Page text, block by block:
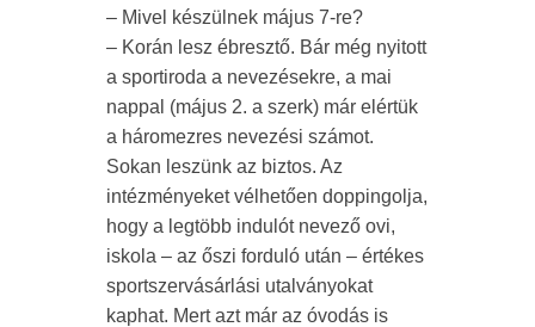
– Mivel készülnek május 7-re?
– Korán lesz ébresztő. Bár még nyitott
a sportiroda a nevezésekre, a mai
nappal (május 2. a szerk) már elértük
a háromezres nevezési számot.
Sokan leszünk az biztos. Az
intézményeket vélhetően doppingolja,
hogy a legtöbb indulót nevező ovi,
iskola – az őszi forduló után – értékes
sportszervásárlási utalványokat
kaphat. Mert azt már az óvodás is